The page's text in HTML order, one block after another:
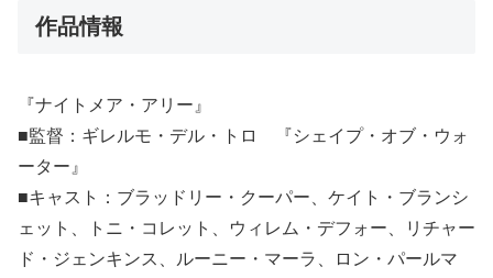
作品情報
『ナイトメア・アリー』
■監督：ギレルモ・デル・トロ 『シェイプ・オブ・ウォ
ーター』
■キャスト：ブラッドリー・クーパー、ケイト・ブランシ
ェット、トニ・コレット、ウィレム・デフォー、リチャー
ド・ジェンキンス、ルーニー・マーラ、ロン・パールマ